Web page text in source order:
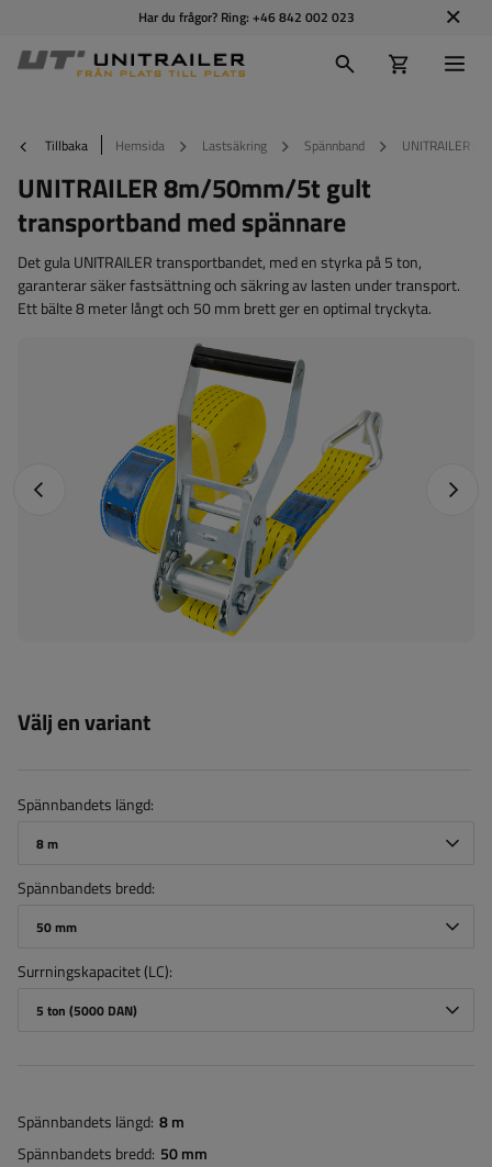
Har du frågor? Ring: +46 842 002 023
Tillbaka Hemsida Lastsäkring Spännband UNITRAILER
UNITRAILER 8m/50mm/5t gult
transportband med spännare
Det gula UNITRAILER transportbandet, med en styrka på 5 ton,
garanterar säker fastsättning och säkring av lasten under transport.
Ett bälte 8 meter långt och 50 mm brett ger en optimal tryckyta.
Föregående foto Nästa
Välj en variant
Spännbandets längd
8 m
Spännbandets bredd
50 mm
Surrningskapacitet (LC)
5 ton (5000 DAN)
Spännbandets längd 8 m
Spännbandets bredd 50 mm